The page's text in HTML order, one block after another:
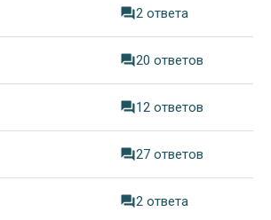
2 ответа
20 ответов
12 ответов
27 ответов
2 ответа